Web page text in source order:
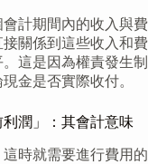
計期間內的收入與費
關係到這些收入和費
這是因為權責發生制
金是否實際收付。
潤」：其會計意味
時就需要進行費用的